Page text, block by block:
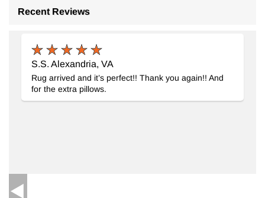
Yeni El Dokuma Hali
117 cm x 186 cm
37.396TL
Recent Reviews
S.S. Alexandria, VA
Rug arrived and it’s perfect!! Thank you again!! And
for the extra pillows.